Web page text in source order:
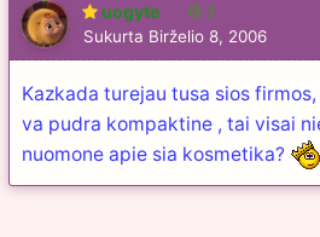
uogyte 3
Sukurta Birželio 8, 2006
Kazkada turejau tusa sios
va pudra kompaktine , tai visai
nuomone apie sia kosmetika?